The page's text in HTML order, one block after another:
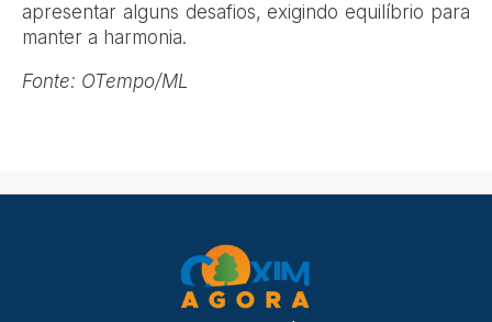
apresentar alguns desafios, exigindo equilíbrio para
manter a harmonia.
Fonte: OTempo/ML